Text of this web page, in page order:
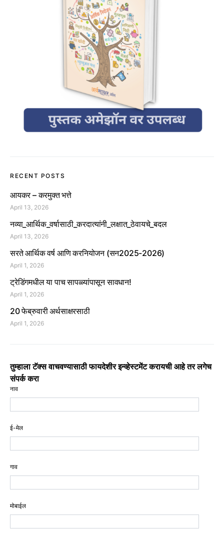
RECENT POSTS
आयकर – करमुक्त भत्ते
April 13, 2026
नव्या_आर्थिक_वर्षासाठी_करदात्यांनी_लक्षात_ठेवायचे_बदल
April 13, 2026
सरते आर्थिक वर्ष आणि करनियोजन (सन2025-2026)
April 1, 2026
ट्रेडिंगमधील या पाच सापळ्यांपासून सावधान!
April 1, 2026
20 फेब्रुवारी अर्थसाक्षरसाठी
April 1, 2026
तुम्हाला टॅक्स वाचवण्यासाठी फायदेशीर इन्व्हेस्टमेंट करायची आहे तर लगेच
संपर्क करा
नाव
ई-मेल
गाव
मोबाईल